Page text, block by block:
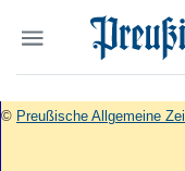
Suchen und
© Preußische Allgemeine